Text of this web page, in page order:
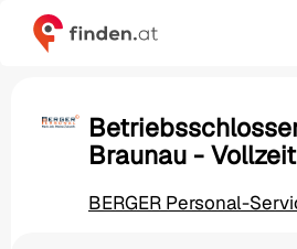
Braunau -
BERGER Personal-